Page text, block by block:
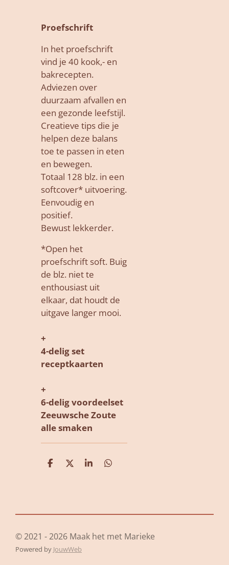
Proefschrift
In het proefschrift
vind je 40 kook,- en
bakrecepten.
Adviezen over
duurzaam afvallen en
een gezonde leefstijl.
Creatieve tips die je
helpen deze balans
toe te passen in eten
en bewegen.
Totaal 128 blz. in een
softcover* uitvoering.
Eenvoudig en
positief.
Bewust lekkerder.
*Open het
proefschrift soft. Buig
de blz. niet te
enthousiast uit
elkaar, dat houdt de
uitgave langer mooi.
+
4-delig set
receptkaarten
+
6-delig voordeelset
Zeeuwsche Zoute
alle smaken
D
D
S
D
© 2021 - 2026 Maak het met Marieke
Powered by JouwWeb